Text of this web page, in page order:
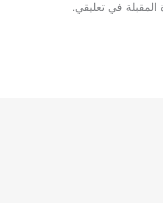
المقبلة في تعليقي.